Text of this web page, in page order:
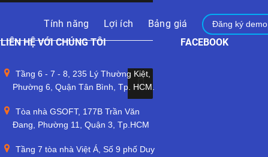
Tính năng Lợi ích Bảng giá Đăng ký demo
LIÊN HỆ VỚI CHÚNG TÔI
Tầng 6 - 7 - 8, 235 Lý Thường Kiệt,
Phường 6, Quận Tân Bình, Tp. HCM.
Tòa nhà GSOFT, 177B Trần Văn
Đang, Phường 11, Quận 3, Tp.HCM
Tầng 7 tòa nhà Việt Á, Số 9 phố Duy
FACEBOOK